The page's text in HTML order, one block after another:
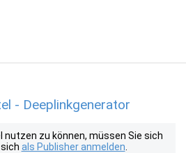
- Deeplinkgenerator
nutzen zu können, müssen Sie sich
als Publisher anmelden